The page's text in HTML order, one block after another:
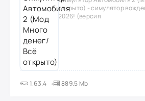
открыто) - симулятор
2026! (версия
1.63.4 889.5 Mb